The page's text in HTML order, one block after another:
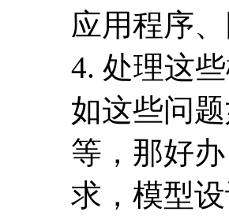
应用程序
4. 处理这
如这些问
等，那好
求，模型